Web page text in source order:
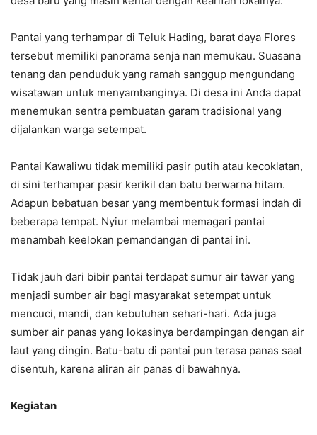
Pantai yang terhampar di Teluk Hading, barat daya Flores
tersebut memiliki panorama senja nan memukau. Suasana
tenang dan penduduk yang ramah sanggup mengundang
wisatawan untuk menyambanginya. Di desa ini Anda dapat
menemukan sentra pembuatan garam tradisional yang
dijalankan warga setempat.
Pantai Kawaliwu tidak memiliki pasir putih atau kecoklatan,
di sini terhampar pasir kerikil dan batu berwarna hitam.
Adapun bebatuan besar yang membentuk formasi indah di
beberapa tempat. Nyiur melambai memagari pantai
menambah keelokan pemandangan di pantai ini.
Tidak jauh dari bibir pantai terdapat sumur air tawar yang
menjadi sumber air bagi masyarakat setempat untuk
mencuci, mandi, dan kebutuhan sehari-hari. Ada juga
sumber air panas yang lokasinya berdampingan dengan air
laut yang dingin. Batu-batu di pantai pun terasa panas saat
disentuh, karena aliran air panas di bawahnya.
Kegiatan